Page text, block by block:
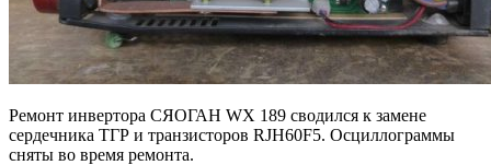
Ремонт инвертора СЯОГАН WX 189 сводился к замене
сердечника ТГР и транзисторов RJH60F5. Осциллограммы
сняты во время ремонта.